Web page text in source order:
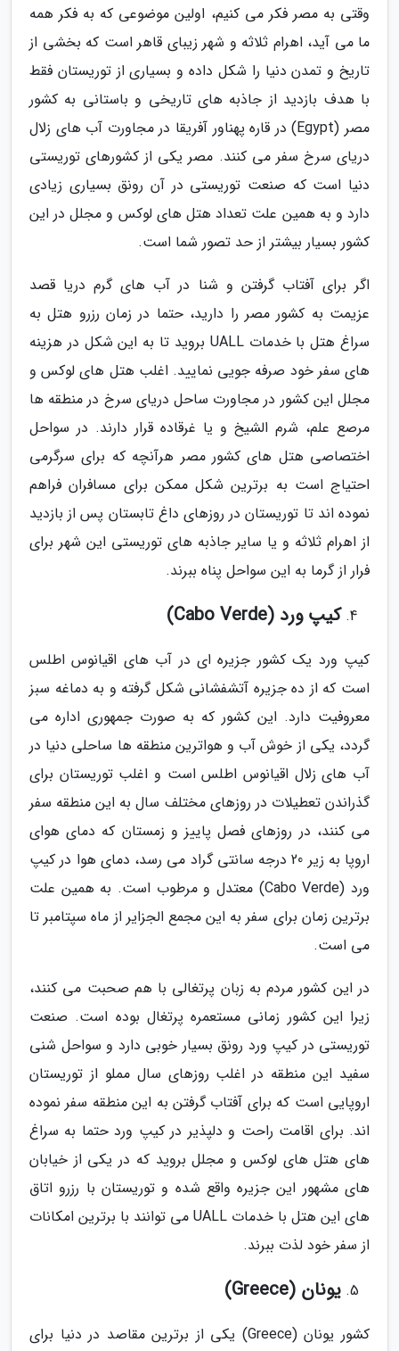
وقتی به مصر فکر می کنیم، اولین موضوعی که به فکر همه
ما می آید، اهرام ثلاثه و شهر زیبای قاهر است که بخشی از
تاریخ و تمدن دنیا را شکل داده و بسیاری از توریستان فقط
با هدف بازدید از جاذبه های تاریخی و باستانی به کشور
مصر (Egypt) در قاره پهناور آفریقا در مجاورت آب های زلال
دریای سرخ سفر می کنند. مصر یکی از کشورهای توریستی
دنیا است که صنعت توریستی در آن رونق بسیاری زیادی
دارد و به همین علت تعداد هتل های لوکس و مجلل در این
کشور بسیار بیشتر از حد تصور شما است.
اگر برای آفتاب گرفتن و شنا در آب های گرم دریا قصد
عزیمت به کشور مصر را دارید، حتما در زمان رزرو هتل به
سراغ هتل با خدمات UALL بروید تا به این شکل در هزینه
های سفر خود صرفه جویی نمایید. اغلب هتل های لوکس و
مجلل این کشور در مجاورت ساحل دریای سرخ در منطقه ها
مرصع علم، شرم الشیخ و یا غرقاده قرار دارند. در سواحل
اختصاصی هتل های کشور مصر هرآنچه که برای سرگرمی
احتیاج است به برترین شکل ممکن برای مسافران فراهم
نموده اند تا توریستان در روزهای داغ تابستان پس از بازدید
از اهرام ثلاثه و یا سایر جاذبه های توریستی این شهر برای
فرار از گرما به این سواحل پناه ببرند.
کیپ ورد (Cabo Verde)
کیپ ورد یک کشور جزیره ای در آب های اقیانوس اطلس
است که از ده جزیره آتشفشانی شکل گرفته و به دماغه سبز
معروفیت دارد. این کشور که به صورت جمهوری اداره می
گردد، یکی از خوش آب و هواترین منطقه ها ساحلی دنیا در
آب های زلال اقیانوس اطلس است و اغلب توریستان برای
گذراندن تعطیلات در روزهای مختلف سال به این منطقه سفر
می کنند، در روزهای فصل پاییز و زمستان که دمای هوای
اروپا به زیر 20 درجه سانتی گراد می رسد، دمای هوا در کیپ
ورد (Cabo Verde) معتدل و مرطوب است. به همین علت
برترین زمان برای سفر به این مجمع الجزایر از ماه سپتامبر تا
می است.
در این کشور مردم به زبان پرتغالی با هم صحبت می کنند،
زیرا این کشور زمانی مستعمره پرتغال بوده است. صنعت
توریستی در کیپ ورد رونق بسیار خوبی دارد و سواحل شنی
سفید این منطقه در اغلب روزهای سال مملو از توریستان
اروپایی است که برای آفتاب گرفتن به این منطقه سفر نموده
اند. برای اقامت راحت و دلپذیر در کیپ ورد حتما به سراغ
های هتل های لوکس و مجلل بروید که در یکی از خیابان
های مشهور این جزیره واقع شده و توریستان با رزرو اتاق
های این هتل با خدمات UALL می توانند با برترین امکانات
از سفر خود لذت ببرند.
یونان (Greece)
کشور یونان (Greece) یکی از برترین مقاصد در دنیا برای